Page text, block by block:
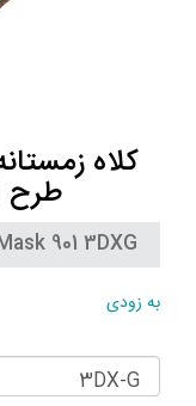
طرح
901 3DXG
به زودی